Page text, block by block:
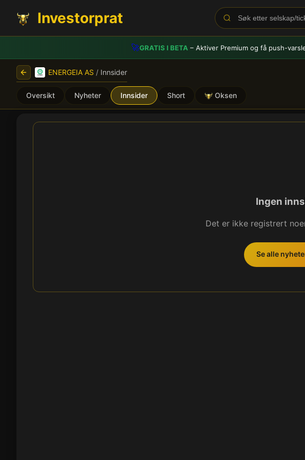
Investorprat
🚀GRATIS I BETA – Aktiver Premium og få push-
ENERGEIA AS / Innsider
Oversikt Nyheter Innsider Short Oksen
ENERGEIA AS (ENERG) -
Ingen
Det er ikke registrert
Se alle